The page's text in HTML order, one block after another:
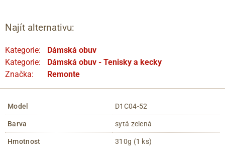
Najít alternativu:
Kategorie:
Dámská obuv
Kategorie:
Dámská obuv - Tenisky a kecky
Značka:
Remonte
Model D1C04-52
Barva sytá zelená
Hmotnost 310g (1 ks)